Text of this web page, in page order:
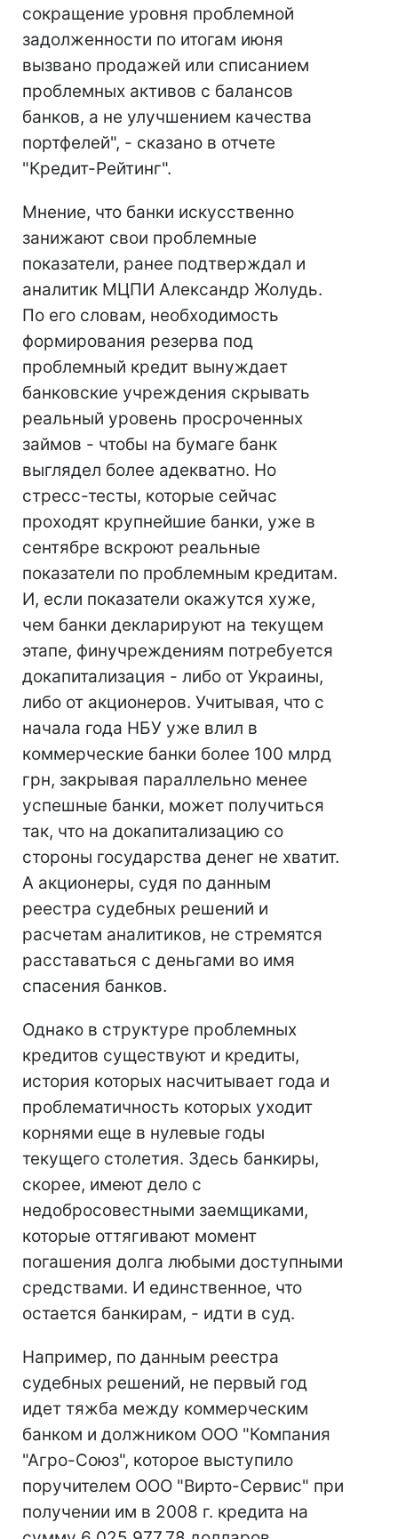
сокращение уровня проблемной
задолженности по итогам июня
вызвано продажей или списанием
проблемных активов с балансов
банков, а не улучшением качества
портфелей", - сказано в отчете
"Кредит-Рейтинг".
Мнение, что банки искусственно
занижают свои проблемные
показатели, ранее подтверждал и
аналитик МЦПИ Александр Жолудь.
По его словам, необходимость
формирования резерва под
проблемный кредит вынуждает
банковские учреждения скрывать
реальный уровень просроченных
займов - чтобы на бумаге банк
выглядел более адекватно. Но
стресс-тесты, которые сейчас
проходят крупнейшие банки, уже в
сентябре вскроют реальные
показатели по проблемным кредитам.
И, если показатели окажутся хуже,
чем банки декларируют на текущем
этапе, финучреждениям потребуется
докапитализация - либо от Украины,
либо от акционеров. Учитывая, что с
начала года НБУ уже влил в
коммерческие банки более 100 млрд
грн, закрывая параллельно менее
успешные банки, может получиться
так, что на докапитализацию со
стороны государства денег не хватит.
А акционеры, судя по данным
реестра судебных решений и
расчетам аналитиков, не стремятся
расставаться с деньгами во имя
спасения банков.
Однако в структуре проблемных
кредитов существуют и кредиты,
история которых насчитывает года и
проблематичность которых уходит
корнями еще в нулевые годы
текущего столетия. Здесь банкиры,
скорее, имеют дело с
недобросовестными заемщиками,
которые оттягивают момент
погашения долга любыми доступными
средствами. И единственное, что
остается банкирам, - идти в суд.
Например, по данным реестра
судебных решений, не первый год
идет тяжба между коммерческим
банком и должником ООО "Компания
"Агро-Союз", которое выступило
поручителем ООО "Вирто-Сервис" при
получении им в 2008 г. кредита на